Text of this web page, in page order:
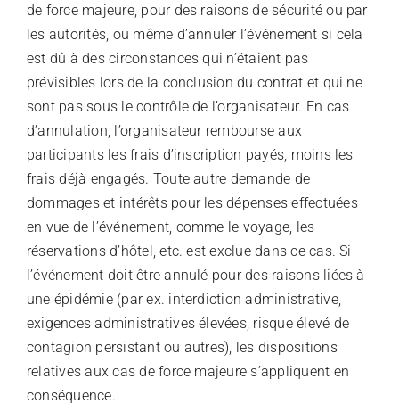
de force majeure, pour des raisons de sécurité ou par
les autorités, ou même d’annuler l’événement si cela
est dû à des circonstances qui n’étaient pas
prévisibles lors de la conclusion du contrat et qui ne
sont pas sous le contrôle de l’organisateur. En cas
d’annulation, l’organisateur rembourse aux
participants les frais d’inscription payés, moins les
frais déjà engagés. Toute autre demande de
dommages et intérêts pour les dépenses effectuées
en vue de l’événement, comme le voyage, les
réservations d’hôtel, etc. est exclue dans ce cas. Si
l’événement doit être annulé pour des raisons liées à
une épidémie (par ex. interdiction administrative,
exigences administratives élevées, risque élevé de
contagion persistant ou autres), les dispositions
relatives aux cas de force majeure s’appliquent en
conséquence.